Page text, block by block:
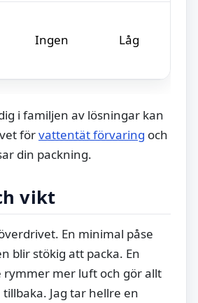
Ingen Låg
i familjen av lösningar kan
förvattentät förvaring och
din packning.
vikt
En minimal påse
blir stökig att packa. En
rymmer mer luft och gör allt
Jag tar hellre en